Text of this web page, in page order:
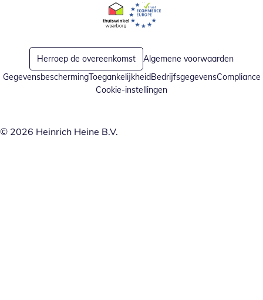
Opent in nieuw venster
Opent in nieuw venster
Herroep de overeenkomst
Algemene voorwaarden
GegevensbeschermingToegankelijkheidBedrijfsgegevensCompliance
Cookie-instellingen
© 2026 Heinrich Heine B.V.